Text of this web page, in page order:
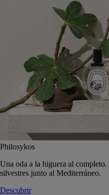
Philosykos
Una oda a la higuera al
silvestres junto al Mediterráneo.
Descubrir